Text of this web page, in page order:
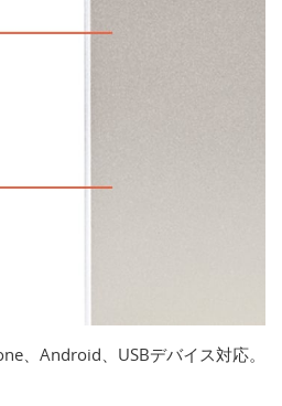
、Android、USBデバイス対応。